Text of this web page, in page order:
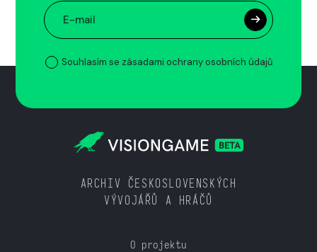
Souhlasím se zásadami ochrany osobních údajů
ARCHIV ČESKOSLOVENSKÝCH
VÝVOJÁŘŮ A HRÁČŮ
O projektu